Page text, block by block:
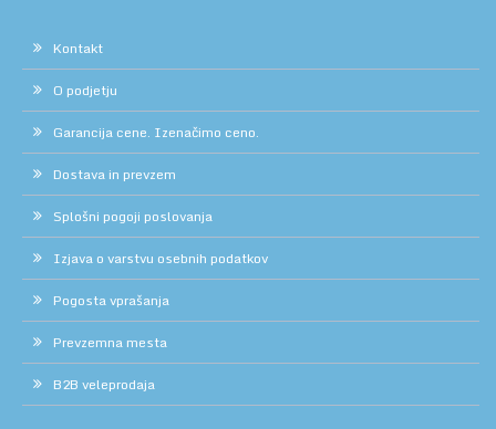
Kontakt
O podjetju
Garancija cene. Izenačimo ceno.
Dostava in prevzem
Splošni pogoji poslovanja
Izjava o varstvu osebnih podatkov
Pogosta vprašanja
Prevzemna mesta
B2B veleprodaja